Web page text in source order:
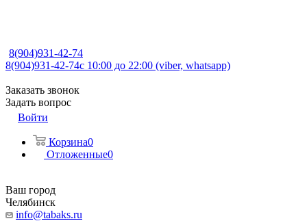
8(904)931-42-74
8(904)931-42-74с 10:00 до 22:00 (viber, whatsapp)
Заказать звонок
Задать вопрос
Войти
Корзина0
Отложенные0
Ваш город
Челябинск
info@tabaks.ru